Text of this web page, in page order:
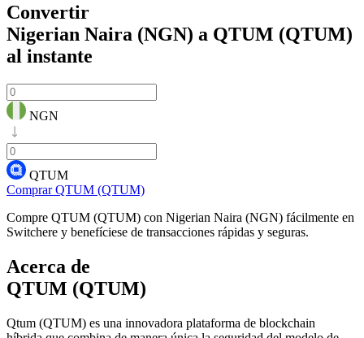
Convertir
Nigerian Naira (NGN) a QTUM (QTUM)
al instante
NGN
QTUM
Comprar QTUM (QTUM)
Compre QTUM (QTUM) con Nigerian Naira (NGN) fácilmente en
Switchere y benefíciese de transacciones rápidas y seguras.
Acerca de
QTUM (QTUM)
Qtum (QTUM) es una innovadora plataforma de blockchain